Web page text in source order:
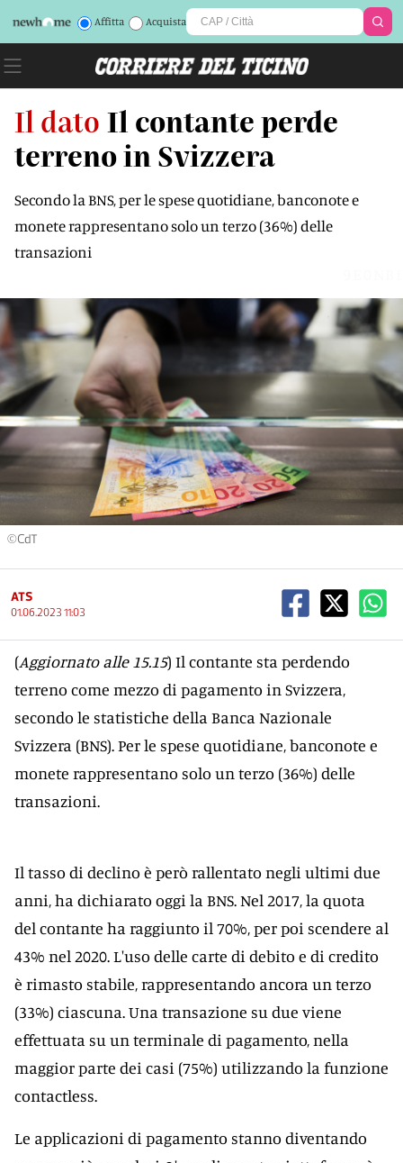
Affitta Acquista
Il dato Il contante perde
terreno in Svizzera
Secondo la BNS, per le spese quotidiane, banconote e
monete rappresentano solo un terzo (36%) delle
transazioni
©CdT
ATS
01.06.2023 11:03
(Aggiornato alle 15.15) Il contante sta perdendo
terreno come mezzo di pagamento in Svizzera,
secondo le statistiche della Banca Nazionale
Svizzera (BNS). Per le spese quotidiane, banconote e
monete rappresentano solo un terzo (36%) delle
transazioni.
Il tasso di declino è però rallentato negli ultimi due
anni, ha dichiarato oggi la BNS. Nel 2017, la quota
del contante ha raggiunto il 70%, per poi scendere al
43% nel 2020. L'uso delle carte di debito e di credito
è rimasto stabile, rappresentando ancora un terzo
(33%) ciascuna. Una transazione su due viene
effettuata su un terminale di pagamento, nella
maggior parte dei casi (75%) utilizzando la funzione
contactless.
Le applicazioni di pagamento stanno diventando